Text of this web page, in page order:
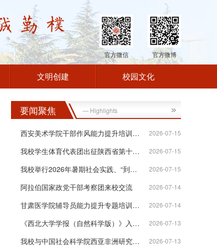
官方微信 官方微博
文明创建 校园文化
要闻聚焦 — Highlights
2026-07-15
西安美术学院干部作风能力提升培训班在...
2026-07-15
我校学生体育代表团出征陕西省第十八届...
2026-07-15
我校举行2026年暑期社会实践、“到延安...
2026-07-14
阿拉伯国家政党干部考察团来校交流
2026-07-14
甘肃医学院辅导员能力提升专题培训班在...
2026-07-13
《西北大学学报（自然科学版）》入选“...
2026-07-13
我校与中国社会科学院西亚非洲研究所签...